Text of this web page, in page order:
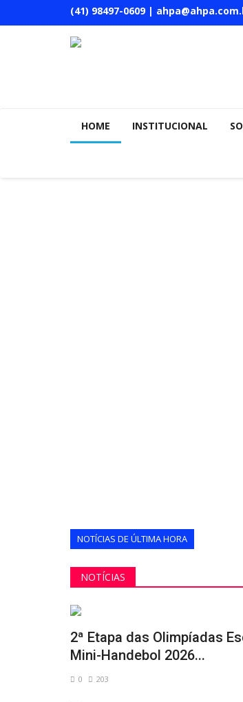
(41) 98497-0609 |
HOME INSTITUCIONAL
NOTÍCIAS DE ÚLTIMA HORA
NOTÍCIAS
2ª Etapa das Olimpíadas
Mini-Handebol 2026...
0 203